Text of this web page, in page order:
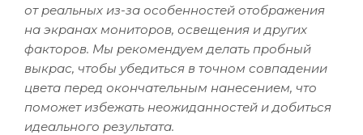
от реальных из-за особенностей отображения
на экранах мониторов, освещения и других
факторов. Мы рекомендуем делать пробный
выкрас, чтобы убедиться в точном совпадении
цвета перед окончательным нанесением, что
поможет избежать неожиданностей и добиться
идеального результата.